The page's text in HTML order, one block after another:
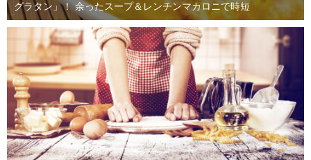
グラタン」！ 余ったスープ＆レンチンマカロニで時短